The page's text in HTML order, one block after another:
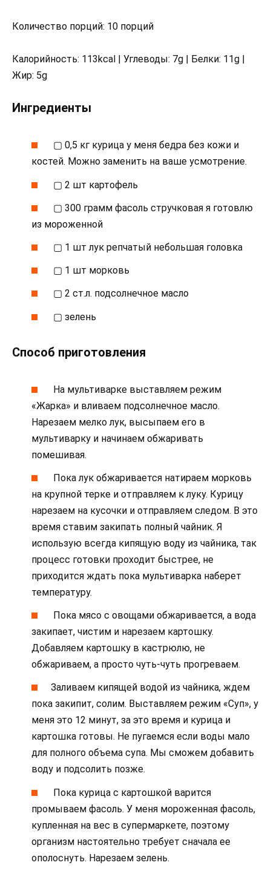
Количество порций: 10 порций
Калорийность: 113kcal | Углеводы: 7g | Белки: 11g |
Жир: 5g
Ингредиенты
▢ 0,5 кг курица у меня бедра без кожи и
костей. Можно заменить на ваше усмотрение.
▢ 2 шт картофель
▢ 300 грамм фасоль стручковая я готовлю
из мороженной
▢ 1 шт лук репчатый небольшая головка
▢ 1 шт морковь
▢ 2 ст.л. подсолнечное масло
▢ зелень
Способ приготовления
На мультиварке выставляем режим
«Жарка» и вливаем подсолнечное масло.
Нарезаем мелко лук, высыпаем его в
мультиварку и начинаем обжаривать
помешивая.
Пока лук обжаривается натираем морковь
на крупной терке и отправляем к луку. Курицу
нарезаем на кусочки и отправляем следом. В это
время ставим закипать полный чайник. Я
использую всегда кипящую воду из чайника, так
процесс готовки проходит быстрее, не
приходится ждать пока мультиварка наберет
температуру.
Пока мясо с овощами обжаривается, а вода
закипает, чистим и нарезаем картошку.
Добавляем картошку в кастрюлю, не
обжариваем, а просто чуть-чуть прогреваем.
Заливаем кипящей водой из чайника, ждем
пока закипит, солим. Выставляем режим «Суп», у
меня это 12 минут, за это время и курица и
картошка готовы. Не пугаемся если воды мало
для полного объема супа. Мы сможем добавить
воду и подсолить позже.
Пока курица с картошкой варится
промываем фасоль. У меня мороженная фасоль,
купленная на вес в супермаркете, поэтому
организм настоятельно требует сначала ее
ополоснуть. Нарезаем зелень.